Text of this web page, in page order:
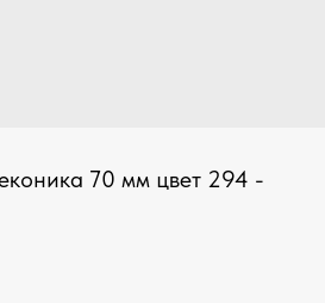
70 мм цвет 294 -